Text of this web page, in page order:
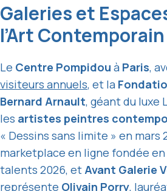
Galeries et
l’Art
Le Centre Pompidou à Paris,
visiteurs annuels, et la
Bernard Arnault, géant du luxe
les artistes peintres
« Dessins sans limite » en mars
marketplace en ligne fondée en
talents 2026, etAvant Galerie
représente Olivain Porry,